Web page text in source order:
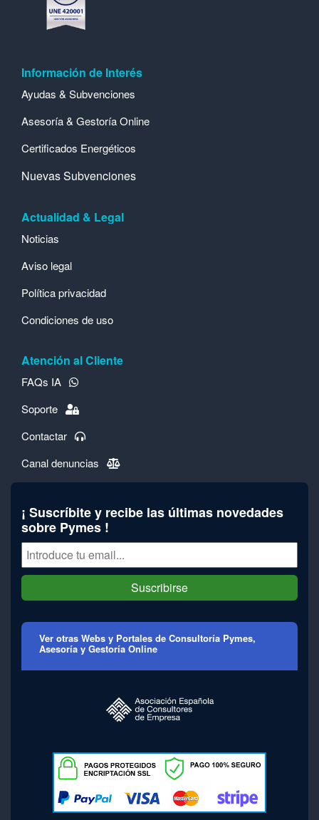
Información de Interés
Ayudas & Subvenciones
Asesoría & Gestoría Online
Certificados Energéticos
Nuevas Subvenciones
Actualidad & Legal
Noticias
Aviso legal
Política privacidad
Condiciones de uso
Atención al Cliente
FAQs IA
Soporte
Contactar
Canal denuncias
¡ Suscríbite y recibe las últimas novedades
sobre Pymes !
Suscribirse
Ver otras Webs y Portales de Consultoría Pymes,
Asesoría y Gestoría Online